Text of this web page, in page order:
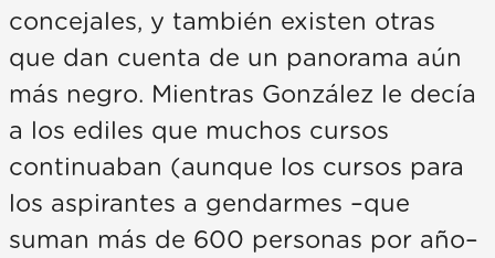
concejales, y también existen otras
que dan cuenta de un panorama aún
más negro. Mientras González le decía
a los ediles que muchos cursos
continuaban (aunque los cursos para
los aspirantes a gendarmes –que
suman más de 600 personas por año–